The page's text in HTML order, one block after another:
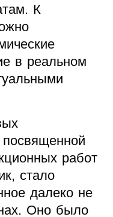
К
в реальном
посвященной
работ
стало
далеко не
Оно было